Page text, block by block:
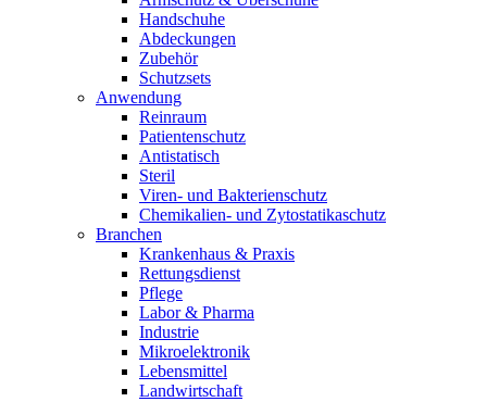
Handschuhe
Abdeckungen
Zubehör
Schutzsets
Anwendung
Reinraum
Patientenschutz
Antistatisch
Steril
Viren- und Bakterienschutz
Chemikalien- und Zytostatikaschutz
Branchen
Krankenhaus & Praxis
Rettungsdienst
Pflege
Labor & Pharma
Industrie
Mikroelektronik
Lebensmittel
Landwirtschaft